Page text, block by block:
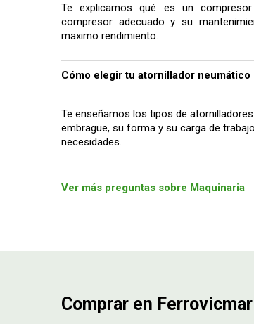
Te explicamos qué es un
compresor adecuado y su
maximo rendimiento.
Cómo elegir tu atornillador neumático
Te enseñamos los tipos de
embrague, su forma y su carga de
necesidades.
Ver más preguntas sobre Maquinaria
Comprar en Ferrovicmar